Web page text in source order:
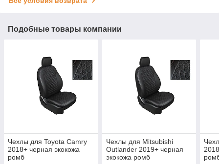
Подобные товары компании
Чехлы для Toyota Camry
2018+ черная экокожа
ромб
Чехлы для Mitsubishi
Outlander 2019+ черная
экокожа ромб